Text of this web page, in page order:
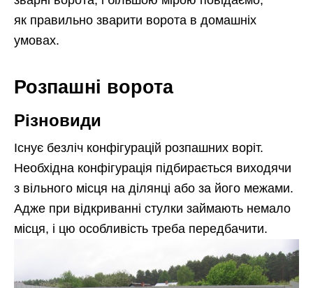
як правильно зварити ворота в домашніх
умовах.
Розпашні ворота
Різновиди
Існує безліч конфігурацій розпашних воріт.
Необхідна конфігурація підбирається виходячи
з вільного місця на ділянці або за його межами.
Адже при відкриванні стулки займають немало
місця, і цю особливість треба передбачити.